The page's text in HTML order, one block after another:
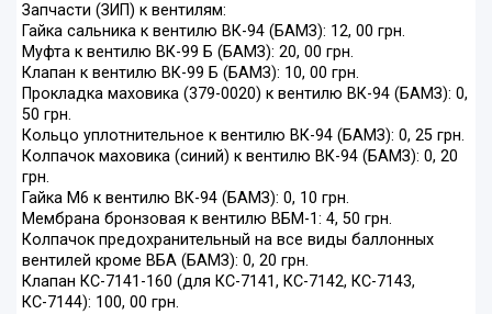
Запчасти (ЗИП) к вентилям:
Гайка сальника к вентилю ВК-94 (БАМЗ): 12, 00 грн.
Муфта к вентилю ВК-99 Б (БАМЗ): 20, 00 грн.
Клапан к вентилю ВК-99 Б (БАМЗ): 10, 00 грн.
Прокладка маховика (379-0020) к вентилю ВК-94 (БАМЗ): 0,
50 грн.
Кольцо уплотнительное к вентилю ВК-94 (БАМЗ): 0, 25 грн.
Колпачок маховика (синий) к вентилю ВК-94 (БАМЗ): 0, 20
грн.
Гайка М6 к вентилю ВК-94 (БАМЗ): 0, 10 грн.
Мембрана бронзовая к вентилю ВБМ-1: 4, 50 грн.
Колпачок предохранительный на все виды баллонных
вентилей кроме ВБА (БАМЗ): 0, 20 грн.
Клапан КС-7141-160 (для КС-7141, КС-7142, КС-7143,
КС-7144): 100, 00 грн.